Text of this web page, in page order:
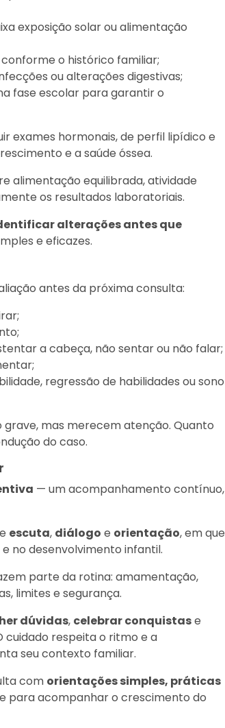
exposição solar ou alimentação
o histórico familiar;
ou alterações digestivas;
fase escolar para garantir o
exames hormonais, de perfil lipídico e
e a saúde óssea.
alimentação equilibrada, atividade
os resultados laboratoriais.
alterações antes que
e eficazes.
antes da próxima consulta:
a cabeça, não sentar ou não falar;
regressão de habilidades ou sono
mas merecem atenção. Quanto
do caso.
— um acompanhamento contínuo,
escuta, diálogo e orientação, em que
no desenvolvimento infantil.
parte da rotina: amamentação,
limites e segurança.
dúvidas, celebrar conquistase
cuidado respeita o ritmo e a
seu contexto familiar.
com orientações simples, práticas
para acompanhar o crescimento do